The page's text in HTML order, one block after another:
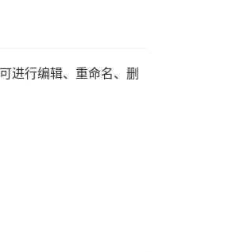
进行编辑、重命名、删